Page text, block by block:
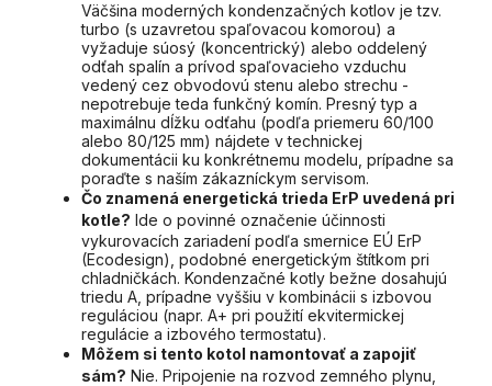
Väčšina moderných kondenzačných kotlov je tzv.
turbo (s uzavretou spaľovacou komorou) a
vyžaduje súosý (koncentrický) alebo oddelený
odťah spalín a prívod spaľovacieho vzduchu
vedený cez obvodovú stenu alebo strechu -
nepotrebuje teda funkčný komín. Presný typ a
maximálnu dĺžku odťahu (podľa priemeru 60/100
alebo 80/125 mm) nájdete v technickej
dokumentácii ku konkrétnemu modelu, prípadne sa
poraďte s naším zákazníckym servisom.
Čo znamená energetická trieda ErP uvedená pri
kotle? Ide o povinné označenie účinnosti
vykurovacích zariadení podľa smernice EÚ ErP
(Ecodesign), podobné energetickým štítkom pri
chladničkách. Kondenzačné kotly bežne dosahujú
triedu A, prípadne vyššiu v kombinácii s izbovou
reguláciou (napr. A+ pri použití ekvitermickej
regulácie a izbového termostatu).
Môžem si tento kotol namontovať a zapojiť
sám? Nie. Pripojenie na rozvod zemného plynu,